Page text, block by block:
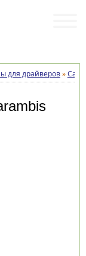
для драйверов»